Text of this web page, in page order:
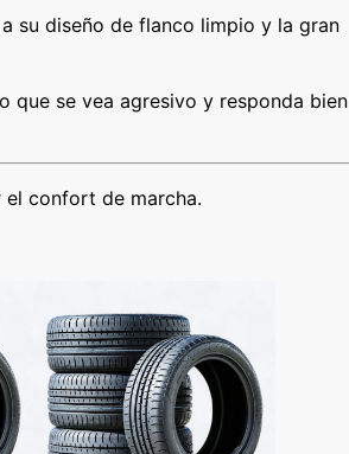
su diseño de flanco limpio y la gran
que se vea agresivo y responda bien
el confort de marcha.